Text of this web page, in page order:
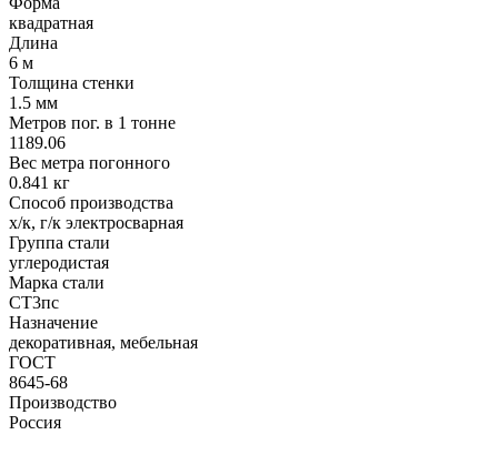
квадратная
Длина
6 м
Толщина стенки
1.5 мм
Метров пог. в 1 тонне
1189.06
Вес метра погонного
0.841 кг
Способ производства
х/к, г/к электросварная
Группа стали
углеродистая
Марка стали
СТ3пс
Назначение
декоративная, мебельная
ГОСТ
8645-68
Производство
Россия